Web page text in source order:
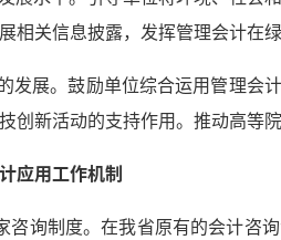
相关信息披露，发挥管理会计在
发展。鼓励单位综合运用管理会
创新活动的支持作用。推动高等
应用工作机制
咨询制度。在我省原有的会计咨